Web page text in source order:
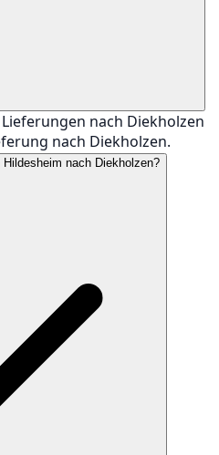
nach Diekholzen
nach Diekholzen.
nach Diekholzen?